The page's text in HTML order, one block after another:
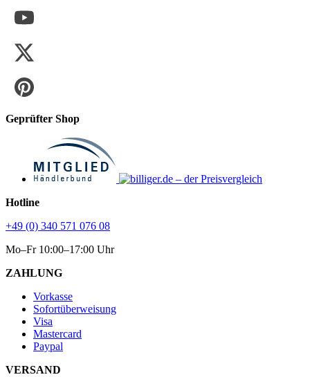
Geprüfter Shop
Hotline
+49 (0) 340 571 076 08
Mo–Fr 10:00–17:00 Uhr
ZAHLUNG
Vorkasse
Sofortüberweisung
Visa
Mastercard
Paypal
VERSAND